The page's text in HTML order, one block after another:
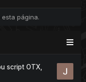
página.
script OTX,